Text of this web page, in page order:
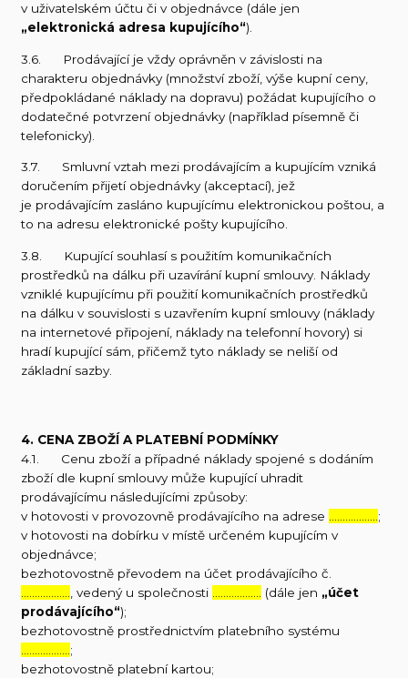
v uživatelském účtu či v objednávce (dále jen
„elektronická adresa kupujícího“).
3.6. Prodávající je vždy oprávněn v závislosti na
charakteru objednávky (množství zboží, výše kupní ceny,
předpokládané náklady na dopravu) požádat kupujícího o
dodatečné potvrzení objednávky (například písemně či
telefonicky).
3.7. Smluvní vztah mezi prodávajícím a kupujícím vzniká
doručením přijetí objednávky (akceptací), jež
je prodávajícím zasláno kupujícímu elektronickou poštou, a
to na adresu elektronické pošty kupujícího.
3.8. Kupující souhlasí s použitím komunikačních
prostředků na dálku při uzavírání kupní smlouvy. Náklady
vzniklé kupujícímu při použití komunikačních prostředků
na dálku v souvislosti s uzavřením kupní smlouvy (náklady
na internetové připojení, náklady na telefonní hovory) si
hradí kupující sám, přičemž tyto náklady se neliší od
základní sazby.
4. CENA ZBOŽÍ A PLATEBNÍ PODMÍNKY
4.1. Cenu zboží a případné náklady spojené s dodáním
zboží dle kupní smlouvy může kupující uhradit
prodávajícímu následujícími způsoby:
v hotovosti v provozovně prodávajícího na adrese
;
v hotovosti na dobírku v místě určeném kupujícím v
objednávce;
bezhotovostně převodem na účet prodávajícího č.
, vedený u společnosti (dále jen „účet
prodávajícího“);
bezhotovostně prostřednictvím platebního systému
;
bezhotovostně platební kartou;